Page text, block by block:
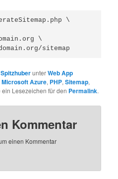
\
\
sitemap
unterWeb App
Microsoft Azure, PHP,Sitemap,
Lesezeichen für den Permalink.
Kommentar
einen Kommentar